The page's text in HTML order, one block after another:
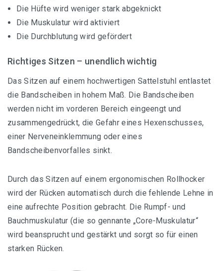
Die Hüfte wird weniger stark abgeknickt
Die Muskulatur wird aktiviert
Die Durchblutung wird gefördert
Richtiges Sitzen – unendlich wichtig
Das Sitzen auf einem hochwertigen Sattelstuhl entlastet
die Bandscheiben in hohem Maß. Die Bandscheiben
werden nicht im vorderen Bereich eingeengt und
zusammengedrückt, die Gefahr eines Hexenschusses,
einer Nerveneinklemmung oder eines
Bandscheibenvorfalles sinkt.
Durch das Sitzen auf einem ergonomischen Rollhocker
wird der Rücken automatisch durch die fehlende Lehne in
eine aufrechte Position gebracht. Die Rumpf- und
Bauchmuskulatur (die so gennante „Core-Muskulatur“
wird beansprucht und gestärkt und sorgt so für einen
starken Rücken.